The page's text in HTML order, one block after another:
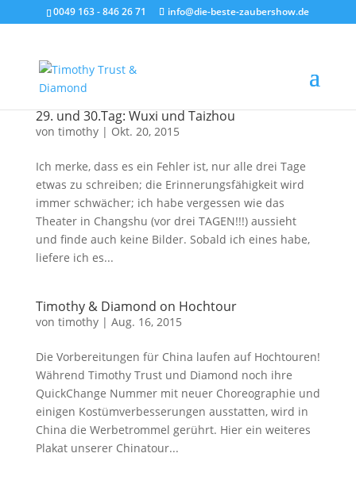
0049 163 - 846 26 71 info@die-beste-zaubershow.de
29. und 30.Tag: Wuxi und Taizhou
von timothy| Okt. 20, 2015
Ich merke, dass es ein Fehler ist, nur alle drei Tage
etwas zu schreiben; die Erinnerungsfähigkeit wird
immer schwächer; ich habe vergessen wie das
Theater in Changshu (vor drei TAGEN!!!) aussieht
und finde auch keine Bilder. Sobald ich eines habe,
liefere ich es...
Timothy & Diamond on Hochtour
von timothy| Aug. 16, 2015
Die Vorbereitungen für China laufen auf Hochtouren!
Während Timothy Trust und Diamond noch ihre
QuickChange Nummer mit neuer Choreographie und
einigen Kostümverbesserungen ausstatten, wird in
China die Werbetrommel gerührt. Hier ein weiteres
Plakat unserer Chinatour...